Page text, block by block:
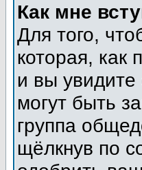
Как мне
Для того,
которая, как
и вы увидите
могут быть
группа
щёлкнув по